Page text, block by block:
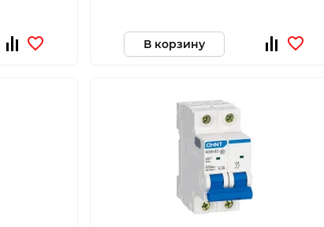
В корзину